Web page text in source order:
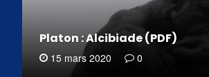
Platon : Alcibiade (PDF)
15 mars 2020 0